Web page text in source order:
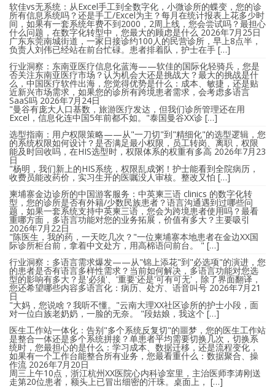
软佳vs无系统：从Excel手工到全数字化，小微诊所的蝶变，您的诊
所有信息系统吗？还是手工/Excel为主？每月在统计报表上花多少时
间，如果有一套系统年费不到2000，2周上线，您会尝试吗？最担心
什么问题，在数字化转型中，您最大的顾虑是什么 2026年7月25日
广东东莞南城街道，一家日接诊约100人的民营诊所，早上8点半，
负责人刘伟已经站在前台忙碌。患者排着队，护士在手 […]
行业洞察：东南亚医疗信息化蓝海——软佳的国际化轻骑兵，您是
否关注东南亚医疗市场？认为机会大还是挑战大？最大的挑战是什
么，中国医疗软件出海，您觉得优势是什么：成本、敏捷，还是贴
近新兴市场需求，如果您的诊所有跨境患者需求，会考虑多语言
SaaS吗 2026年7月24日
"曼谷有庞大人口基数，旅游医疗发达，但我们诊所管理还在用
Excel，信息化连中国5年前都不如。"泰国曼谷XX诊 […]
选型指南：用户权限策略——从"一刀切"到"精细化"的选型逻辑，您
的系统权限如何设计？是否满足最小权限，员工转岗、离职，权限
能及时回收吗，在HIS选型时，权限体系的权重有多高 2026年7月23
日
"杨明，我们新上的HIS系统，权限乱成粥！护士能看到全院病历，
收费员能改药价，实习生开的医嘱没人审核。整改又怕 […]
柬埔寨金边诊所的中国游客服务：中英柬三语 clinics 的数字化转
型，您的诊所是否有外籍/少数民族患者？语言沟通遇到过哪些问
题，如果一套系统支持中英柬三语，您会为跨境患者使用吗？最看
重哪方面，多语言功能对您的业务拓展，价值有多大？主要吸引
2026年7月22日
"陈医生，我的药，一天吃几次？"一位柬埔寨本地患者在金边XX国
际诊所柜台前，拿着中文处方，用高棉语问前台。 " […]
行业洞察：多语言需求爆发——从"锦上添花"到"必选项"的演进，您
的患者是否有语言多样性需求？当前如何解决，多语言功能对您选
型的影响有多大？是'必须'、'重要'还是'可有可无'，除了界面翻译，
您还希望哪些内容多语言化：病历、处方、语音叫号 2026年7月21
日
"大妈，您说啥？我听不懂。"云南大理XX社区诊所的护士小段，面
对一位白族老奶奶，一脸的无奈。 "段姑娘，我这个 […]
医生工作站一体化：告别"多个系统反复切"的噩梦，您的医生工作站
是整合一体还是多个系统拼接？单患者平均需要切换几次，切换系
统时，您最担心的是什么：学习成本、数据迁移，还是流程变化，
如果有一个工作台能整合所有业务，您最看重什么：数据聚合、操
作流 2026年7月20日
周三上午10点，浙江杭州XX医院心内科诊室里，主治医师李涛刚送
走第20位患者，额头上已冒出细密的汗珠。桌面上， […]